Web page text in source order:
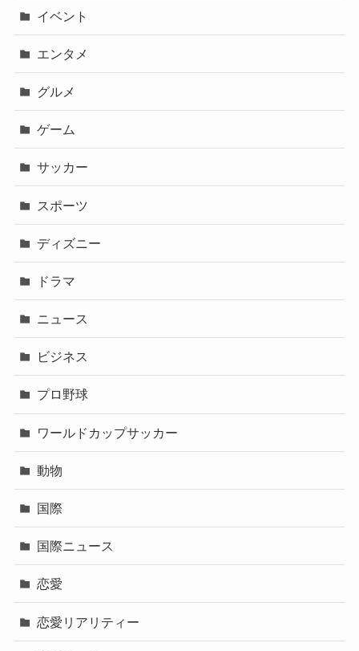
イベント
エンタメ
グルメ
ゲーム
サッカー
スポーツ
ディズニー
ドラマ
ニュース
ビジネス
プロ野球
ワールドカップサッカー
動物
国際
国際ニュース
恋愛
恋愛リアリティー